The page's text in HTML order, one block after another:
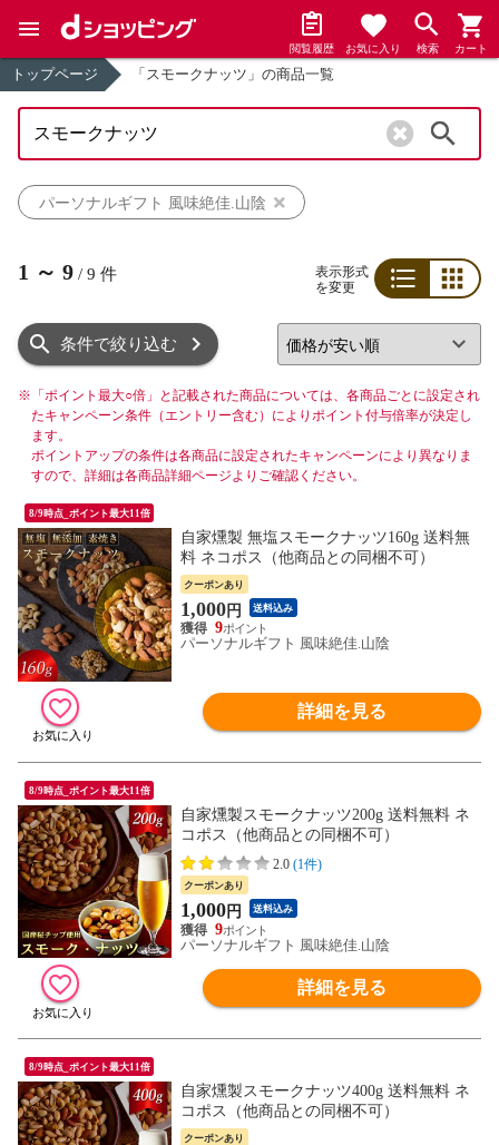
閲覧履歴 お気に入り 検索 カート
トップページ 「スモークナッツ」の商品一覧
パーソナルギフト 風味絶佳.山陰
1 ～ 9 / 9 件
表示形式
を変更
条件で絞り込む
※ 「ポイント最大○倍」と記載された商品については、各商品ごとに設定され
たキャンペーン条件（エントリー含む）によりポイント付与倍率が決定し
ます。
ポイントアップの条件は各商品に設定されたキャンペーンにより異なりま
すので、詳細は各商品詳細ページよりご確認ください。
8/9時点_ポイント最大11倍
自家燻製 無塩スモークナッツ160g 送料無
料 ネコポス（他商品との同梱不可）
クーポンあり
1,000円 送料込み
9
パーソナルギフト 風味絶佳.山陰
詳細を見る
8/9時点_ポイント最大11倍
自家燻製スモークナッツ200g 送料無料 ネ
コポス（他商品との同梱不可）
2.0 (1件)
クーポンあり
1,000円 送料込み
9
パーソナルギフト 風味絶佳.山陰
詳細を見る
8/9時点_ポイント最大11倍
自家燻製スモークナッツ400g 送料無料 ネ
コポス（他商品との同梱不可）
クーポンあり